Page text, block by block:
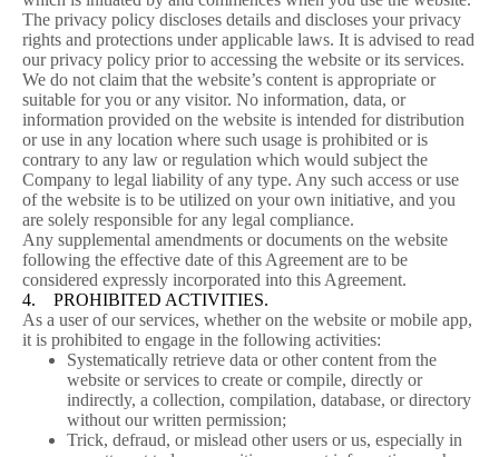
The privacy policy discloses details and discloses your privacy
rights and protections under applicable laws. It is advised to read
our privacy policy prior to accessing the website or its services.
We do not claim that the website’s content is appropriate or
suitable for you or any visitor. No information, data, or
information provided on the website is intended for distribution
or use in any location where such usage is prohibited or is
contrary to any law or regulation which would subject the
Company to legal liability of any type. Any such access or use
of the website is to be utilized on your own initiative, and you
are solely responsible for any legal compliance.
Any supplemental amendments or documents on the website
following the effective date of this Agreement are to be
considered expressly incorporated into this Agreement.
4. PROHIBITED ACTIVITIES.
As a user of our services, whether on the website or mobile app,
it is prohibited to engage in the following activities:
Systematically retrieve data or other content from the
website or services to create or compile, directly or
indirectly, a collection, compilation, database, or directory
without our written permission;
Trick, defraud, or mislead other users or us, especially in